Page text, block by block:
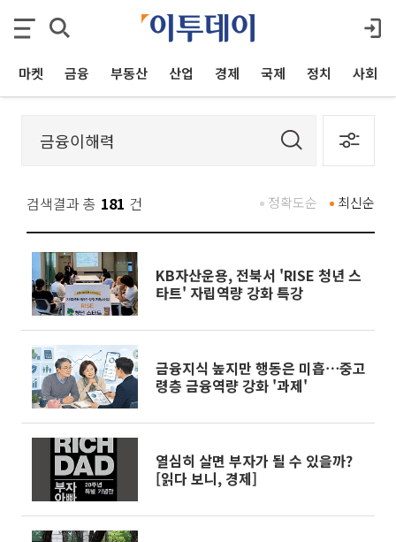
마켓 금융 부동산 산업 경제 국제 정치 사회
검색결과 총 181 건 최신순
정확도순
KB자산운용, 전북서 'RISE 청년 스
타트' 자립역량 강화 특강
금융지식 높지만 행동은 미흡⋯중고
령층 금융역량 강화 '과제'
열심히 살면 부자가 될 수 있을까?
[읽다 보니, 경제]